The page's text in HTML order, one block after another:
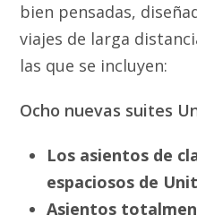
bien pensadas,
viajes de larga
las que se incluyen:
Ocho nuevas suites
Los asientos de
espaciosos de
Asientos